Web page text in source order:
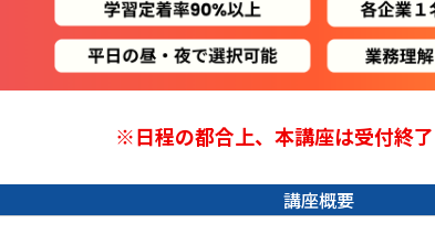
※日程の都合上、本講座は受付終了
講座概要